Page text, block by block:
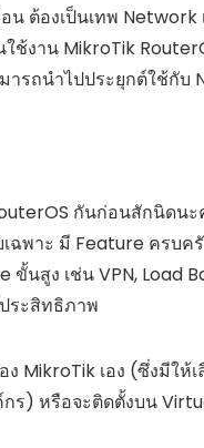
ต้องเป็นเทพ Network
งาน MikroTik
รถนำไปประยุกต์ใช้กับ
กันก่อนสักนิดน
พาะ มี Feature ครบค
ขั้นสูง เช่น VPN, Load
ระสิทธิภาพ
MikroTik เอง (ซึ่งมีให้
ร) หรือจะติดตั้งบน